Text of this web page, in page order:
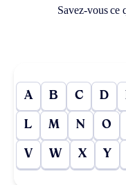
Savez-vous ce
A B C D
L M N O
V W X Y